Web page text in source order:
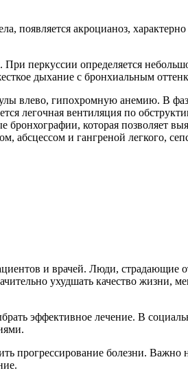
появляется акроцианоз,
перкуссии определяется
дыхание с бронхиальным
влево, гипохромную анемию. В
легочная вентиляция по
которая позволяет
абсцессом и гангреной легкого,
и врачей. Люди, страдающие
ухудшать качество жизни,
эффективное лечение. В
прогрессирование болезни. Важно